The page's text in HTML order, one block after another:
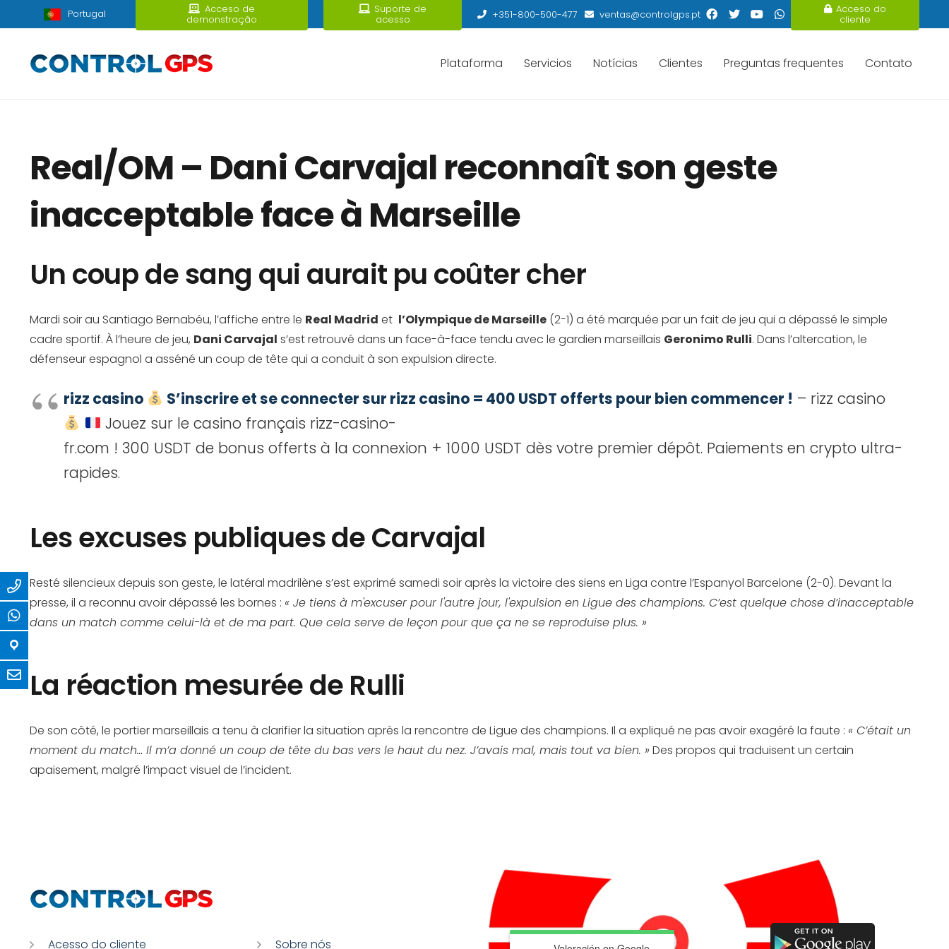
Portugal Acceso de
demonstração
Suporte de
acesso +351-800-500-477 ventas@controlgps.pt Acceso do
cliente
Plataforma Servicios Notícias Clientes Preguntas frequentes Contato
Real/OM – Dani Carvajal reconnaît son geste
inacceptable face à Marseille
Un coup de sang qui aurait pu coûter cher
Mardi soir au Santiago Bernabéu, l’affiche entre le Real Madrid et l’Olympique de Marseille (2-1) a été marquée par un fait de jeu qui a dépassé le simple
cadre sportif. À l’heure de jeu, Dani Carvajal s’est retrouvé dans un face-à-face tendu avec le gardien marseillais Geronimo Rulli. Dans l’altercation, le
défenseur espagnol a asséné un coup de tête qui a conduit à son expulsion directe.
rizz casino S’inscrire et se connecter sur rizz casino = 400 USDT offerts pour bien commencer ! – rizz casino
Jouez sur le casino français rizz-casino-
fr.com ! 300 USDT de bonus offerts à la connexion + 1000 USDT dès votre premier dépôt. Paiements en crypto ultra-
rapides.
Les excuses publiques de Carvajal
Resté silencieux depuis son geste, le latéral madrilène s’est exprimé samedi soir après la victoire des siens en Liga contre l’Espanyol Barcelone (2-0). Devant la
presse, il a reconnu avoir dépassé les bornes : « Je tiens à m'excuser pour l'autre jour, l'expulsion en Ligue des champions. C’est quelque chose d’inacceptable
dans un match comme celui-là et de ma part. Que cela serve de leçon pour que ça ne se reproduise plus. »
La réaction mesurée de Rulli
De son côté, le portier marseillais a tenu à clarifier la situation après la rencontre de Ligue des champions. Il a expliqué ne pas avoir exagéré la faute : « C’était un
moment du match… Il m’a donné un coup de tête du bas vers le haut du nez. J’avais mal, mais tout va bien. » Des propos qui traduisent un certain
apaisement, malgré l’impact visuel de l’incident.
Acesso do cliente Sobre nós